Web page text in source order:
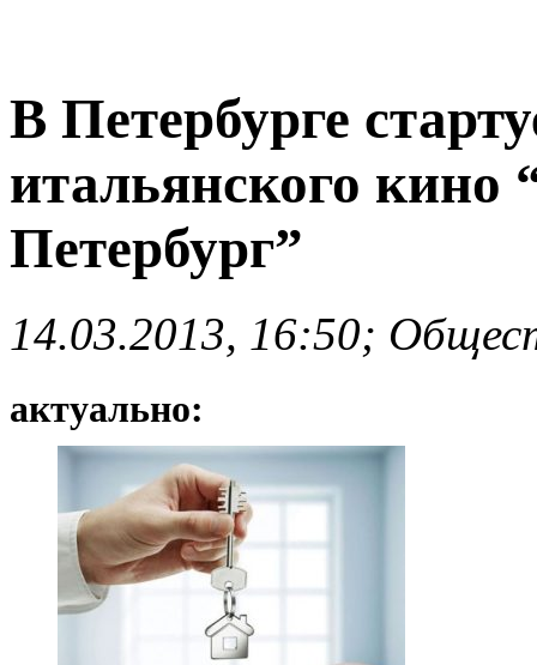
В Петербурге
итальянского
Петербург”
14.03.2013, 16:50;
актуально: